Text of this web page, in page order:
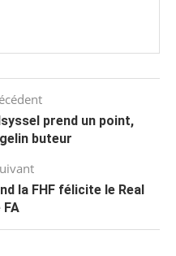
prend un point,
buteur
la FHF félicite le Real
FA